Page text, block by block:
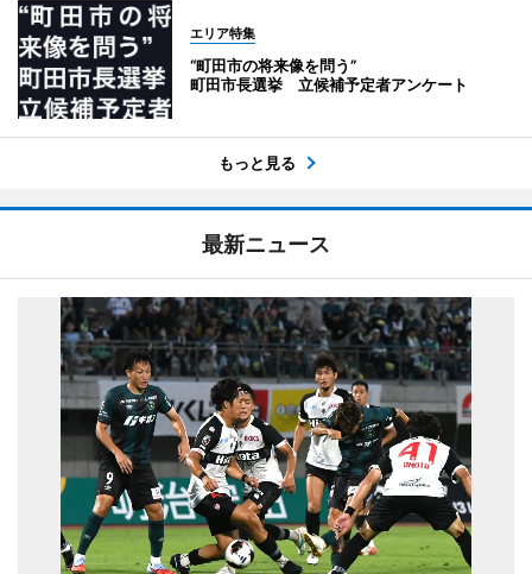
エリア特集
“町田市の将来像を問う”
町田市長選挙 立候補予定者アンケート
もっと見る
最新ニュース